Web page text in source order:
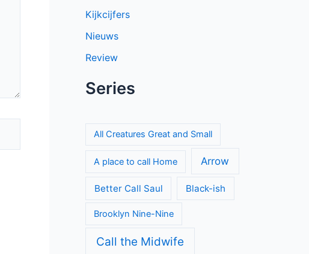
Kijkcijfers
Nieuws
Review
Series
All Creatures Great and Small
A place to call Home Arrow
Better Call Saul Black-ish
Brooklyn Nine-Nine
Call the Midwife